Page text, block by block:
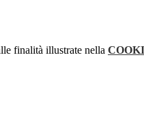
finalità illustrate nella